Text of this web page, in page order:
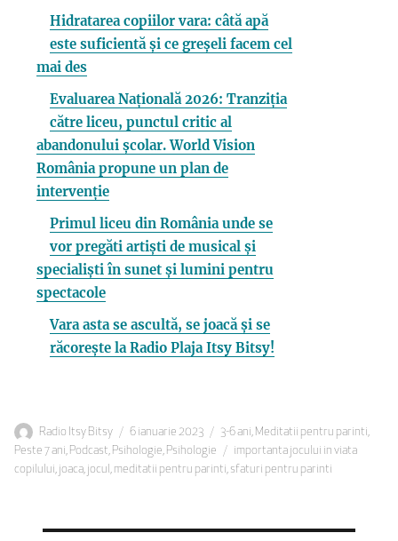
Hidratarea copiilor vara: câtă apă
este suficientă și ce greșeli facem cel
mai des
Evaluarea Națională 2026: Tranziția
către liceu, punctul critic al
abandonului școlar. World Vision
România propune un plan de
intervenție
Primul liceu din România unde se
vor pregăti artiști de musical și
specialiști în sunet și lumini pentru
spectacole
Vara asta se ascultă, se joacă și se
răcorește la Radio Plaja Itsy Bitsy!
Autor
Radio Itsy Bitsy
Publicat
pe
6 ianuarie 2023 Categorii
3-6 ani, Meditatii pentru parinti,
Peste 7 ani, Podcast, Psihologie, Psihologie Etichete
importanta jocului in viata
copilului, joaca, jocul , meditatii pentru parinti, sfaturi pentru parinti